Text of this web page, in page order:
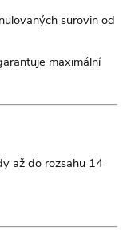
surovin od
maximální
až do rozsahu 14